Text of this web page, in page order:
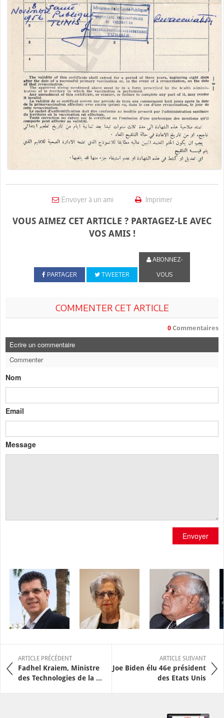
Envoyer à un ami Imprimer
VOUS AIMEZ CET ARTICLE ? PARTAGEZ-LE AVEC
VOS AMIS !
PARTAGER TWEETER
ABONNEZ-
VOUS
COMMENTER CET ARTICLE
0 Commentaires
Ecrire un commentaire
Commenter
Nom
Email
Message
Envoyer
ARTICLE PRÉCÉDENT
Fadhel Kraiem, Ministre
des Technologies de la ...
ARTICLE SUIVANT
Joe Biden élu 46e président
des Etats Unis